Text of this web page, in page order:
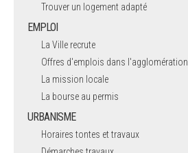
Trouver un logement adapté
EMPLOI
La Ville recrute
Offres d'emplois dans l'agglomération
La mission locale
La bourse au permis
URBANISME
Horaires tontes et travaux